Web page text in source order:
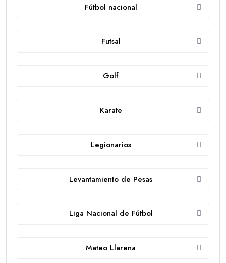
Fútbol nacional
Futsal
Golf
Karate
Legionarios
Levantamiento de Pesas
Liga Nacional de Fútbol
Mateo Llarena